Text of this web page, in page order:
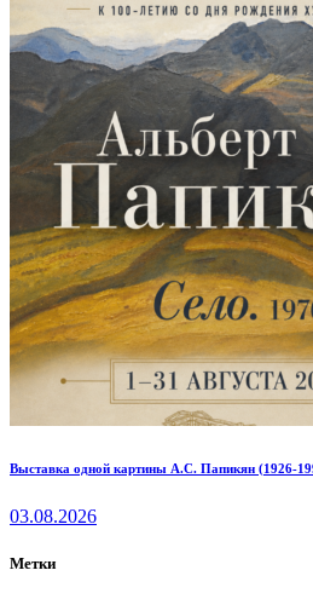
Выставка одной картины А.С. Папикян (1926-
03.08.2026
Метки